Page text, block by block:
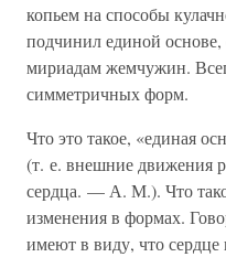
копьем на способы
подчинил единой
мириадам жемчужин.
симметричных форм.
Что это такое, «единая
(т. е. внешние движения
сердца. — А. М.). Что
изменения в формах.
имеют в виду, что